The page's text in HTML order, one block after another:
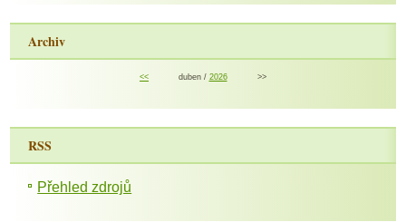
Archiv
<< duben / 2026 >>
RSS
Přehled zdrojů